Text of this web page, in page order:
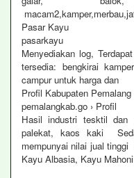
Pasar Kayu
pasarkayu
Menyediakan log,
tersedia: bengkirai
campur untuk harga dan
Profil Kabupaten
pemalangkab.go › Profil
Hasil industri tesktil dan
palekat, kaos kaki
mempunyai nilai jual
Kayu Albasia, Kayu